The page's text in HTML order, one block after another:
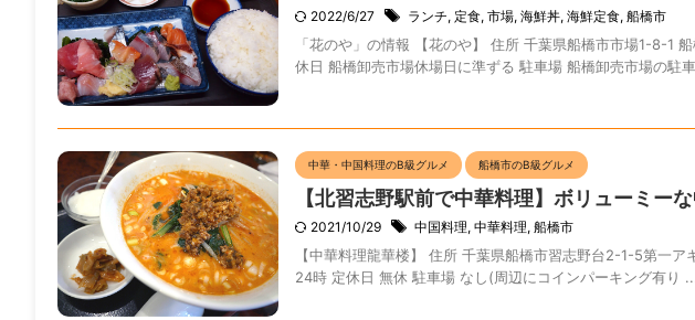
2022/6/27 ランチ, 定食, 市場, 海鮮丼, 海鮮定食, 船橋市
「花のや」の情報 【花のや】 住所 千葉県船橋市市場1-8-1
休日 船橋卸売市場休場日に準ずる 駐車場 船橋卸売市場の駐
中華・中国料理のB級グルメ 船橋市のB級グルメ
【北習志野駅前で中華料理】ボリューミー
2021/10/29 中国料理, 中華料理, 船橋市
【中華料理龍華楼】 住所 千葉県船橋市習志野台2-1-5第一
24時 定休日 無休 駐車場 なし(周辺にコインパーキング有り